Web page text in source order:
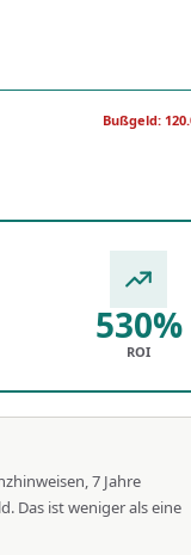
Bußgeld:
530%
ROI
7 Jahre
Das ist weniger als eine